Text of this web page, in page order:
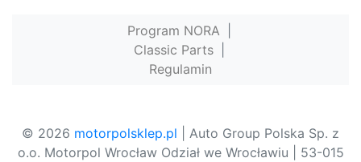
Program NORA
Classic Parts
Regulamin
© 2026 motorpolsklep.pl | Auto Group Polska Sp. z
o.o. Motorpol Wrocław Odział we Wrocławiu | 53-015